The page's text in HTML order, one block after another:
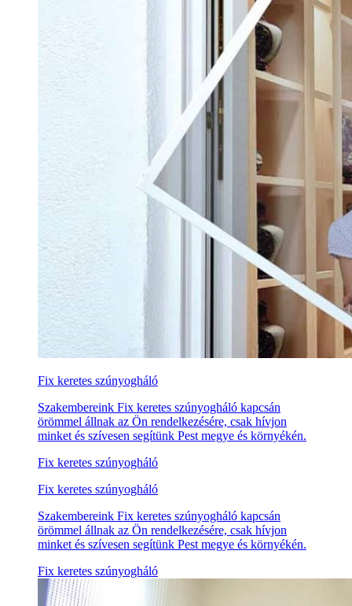
Fix keretes szúnyogháló
Szakembereink Fix keretes szúnyogháló kapcsán
örömmel állnak az Ön rendelkezésére, csak hívjon
minket és szívesen segítünk Pest megye és környékén.
Fix keretes szúnyogháló
Fix keretes szúnyogháló
Szakembereink Fix keretes szúnyogháló kapcsán
örömmel állnak az Ön rendelkezésére, csak hívjon
minket és szívesen segítünk Pest megye és környékén.
Fix keretes szúnyogháló